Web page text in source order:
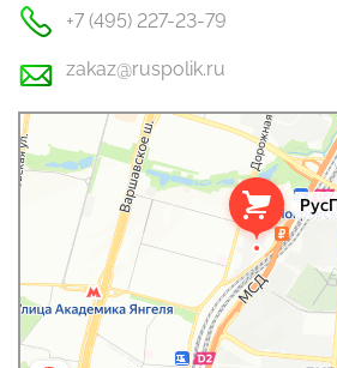
+7 (495) 227-23-79
zakaz@ruspolik.ru
РусПолик
Оргстекло, поликарбонат в Москве
Строительные и отделочные работы в Москве